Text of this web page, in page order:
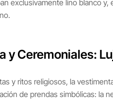
exclusivamente lino blanco
y Ceremoniales:
y ritos religiosos, la
de prendas simbólicas: la